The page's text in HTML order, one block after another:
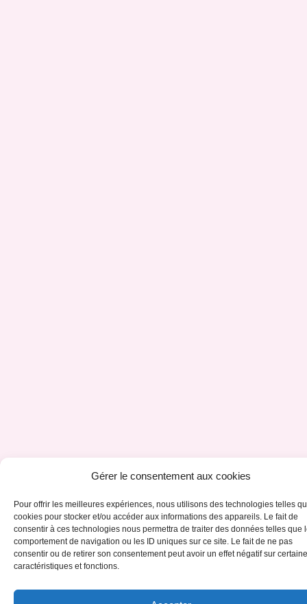
Gérer le consentement aux cookies
Pour offrir les meilleures expériences, nous utilisons des technologies telles
cookies pour stocker et/ou accéder aux informations des appareils. Le fait de
consentir à ces technologies nous permettra de traiter des données telles que
comportement de navigation ou les ID uniques sur ce site. Le fait de ne pas
consentir ou de retirer son consentement peut avoir un effet négatif sur
caractéristiques et fonctions.